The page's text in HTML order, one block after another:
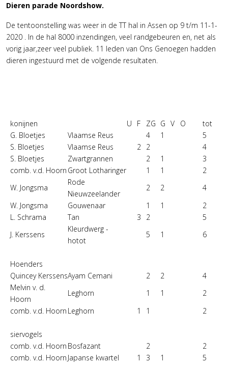
Dieren parade Noordshow.
De tentoonstelling was weer in de TT hal in Assen op 9 t/m 11-1-
2020 . In de hal 8000 inzendingen, veel randgebeuren en, net als
vorig jaar,zeer veel publiek. 11 leden van Ons Genoegen hadden
dieren ingestuurd met de volgende resultaten.
konijnen U F ZG G V O
tot
G. Bloetjes
Vlaamse Reus 4 1
5
S. Bloetjes
Vlaamse Reus 2 2
4
S. Bloetjes
Zwartgrannen 2 1
3
comb. v.d. Hoorn Groot Lotharinger 1 1
2
W. Jongsma
Rode
Nieuwzeelander
2 2
4
W. Jongsma
Gouwenaar 1 1
2
L. Schrama
Tan 3 2
5
J. Kerssens
Kleurdwerg -
hotot
5 1 6
Hoenders
Quincey KerssensAyam Cemani 2 2
4
Melvin v. d.
Hoorn
Leghorn 1 1
2
comb. v.d. Hoorn Leghorn 1 1 2
siervogels
comb. v.d. Hoorn Bosfazant 2
2
comb. v.d. Hoorn Japanse kwartel 1 3 1 5